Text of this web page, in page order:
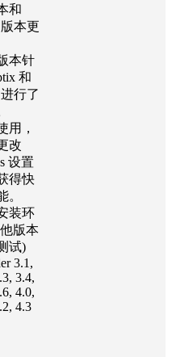
和
版本更
本针
和
行了
用，
改
设置
得快
。
装环
版本
试)
3.1,
3.4,
4.0,
4.3